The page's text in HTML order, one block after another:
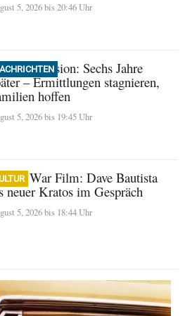
5, 2026 bis 20:46 Uhr
Explosion: Sechs Jahre
– Ermittlungen stagnieren,
hoffen
5, 2026 bis 19:45 Uhr
of War Film: Dave Bautista
neuer Kratos im Gespräch
5, 2026 bis 18:44 Uhr